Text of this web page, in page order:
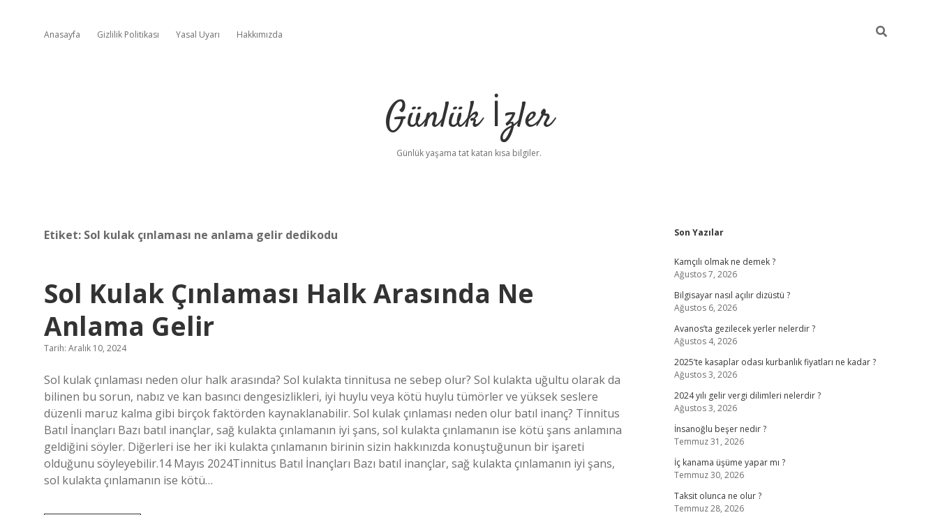
Anasayfa Gizlilik Politikası Yasal Uyarı Hakkımızda
Günlük İzler
Günlük yaşama tat katan kısa bilgiler.
Etiket: Sol kulak çınlaması ne anlama gelir dedikodu
Sol Kulak Çınlaması Halk Arasında Ne
Anlama Gelir
Tarih: Aralık 10, 2024
Sol kulak çınlaması neden olur halk arasında? Sol kulakta tinnitusa ne sebep olur? Sol kulakta uğultu olarak da
bilinen bu sorun, nabız ve kan basıncı dengesizlikleri, iyi huylu veya kötü huylu tümörler ve yüksek seslere
düzenli maruz kalma gibi birçok faktörden kaynaklanabilir. Sol kulak çınlaması neden olur batıl inanç? Tinnitus
Batıl İnançları Bazı batıl inançlar, sağ kulakta çınlamanın iyi şans, sol kulakta çınlamanın ise kötü şans anlamına
geldiğini söyler. Diğerleri ise her iki kulakta çınlamanın birinin sizin hakkınızda konuştuğunun bir işareti
olduğunu söyleyebilir.14 Mayıs 2024Tinnitus Batıl İnançları Bazı batıl inançlar, sağ kulakta çınlamanın iyi şans,
sol kulakta çınlamanın ise kötü…
Sidebar
Son Yazılar
Kamçılı olmak ne demek ?
Ağustos 7, 2026
Bilgisayar nasıl açılır dizüstü ?
Ağustos 6, 2026
Avanos’ta gezilecek yerler nelerdir ?
Ağustos 4, 2026
2025’te kasaplar odası kurbanlık fiyatları ne kadar ?
Ağustos 3, 2026
2024 yılı gelir vergi dilimleri nelerdir ?
Ağustos 3, 2026
İnsanoğlu beşer nedir ?
Temmuz 31, 2026
İç kanama üşüme yapar mı ?
Temmuz 30, 2026
Taksit olunca ne olur ?
Temmuz 28, 2026